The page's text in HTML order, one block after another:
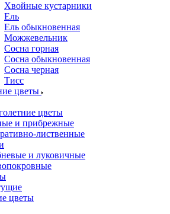
Хвойные кустарники
Ель
Ель обыкновенная
Можжевельник
Сосна горная
Сосна обыкновенная
Сосна черная
Тисс
цветы
цветы
и прибрежные
лиственные
и луковичные
цветы